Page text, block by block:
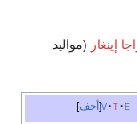
إينغار (مواليد
أخف v t e